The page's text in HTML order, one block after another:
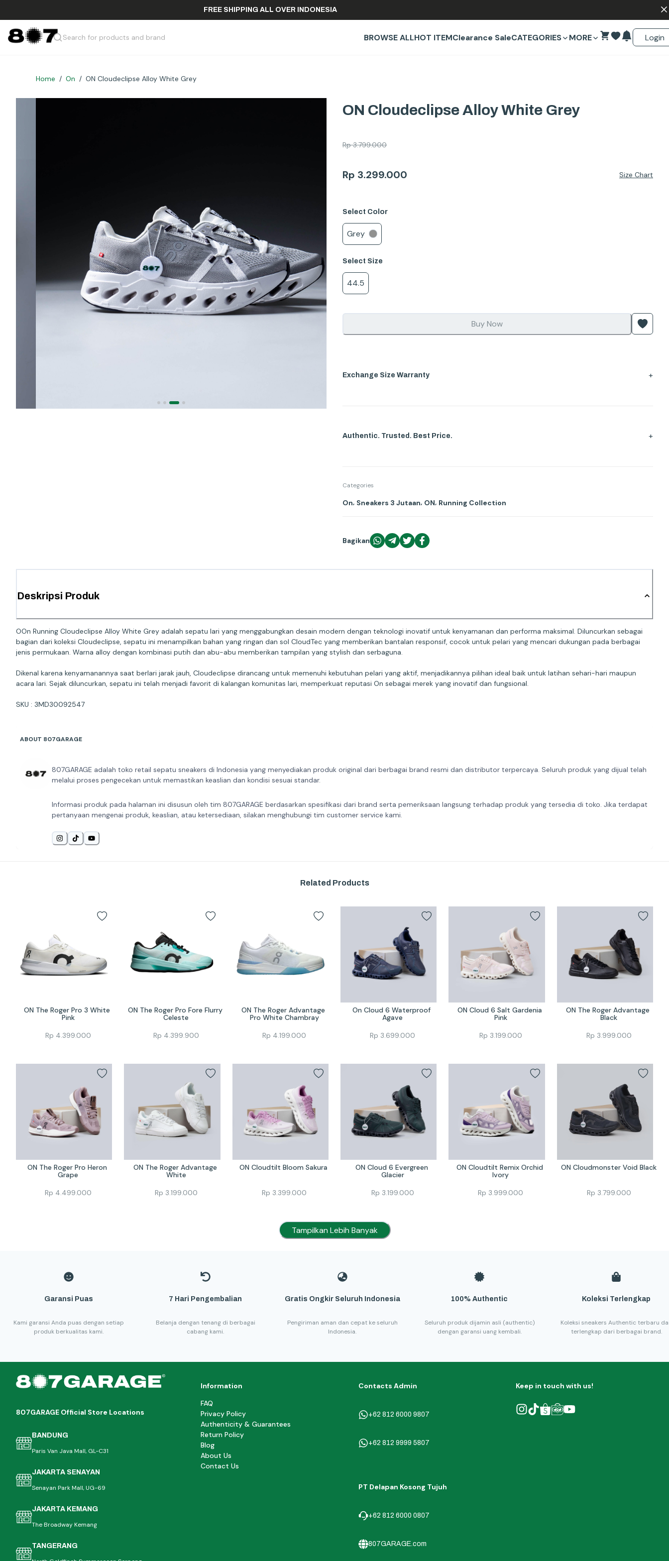
FREE SHIPPING ALL OVER INDONESIA
Search for products and brand BROWSE ALLHOT ITEMClearance SaleCATEGORIES MORE Login
Home / On / ON Cloudeclipse Alloy White Grey
ON Cloudeclipse Alloy White Grey
Rp3.799.000
Rp 3.299.000 Size Chart
Select Color
Grey
Select Size
44.5
Buy Now
Exchange Size Warranty +
Authentic. Trusted. Best Price. +
Categories
On, Sneakers 3 Jutaan, ON, Running Collection
Bagikan
Deskripsi Produk
OOn Running Cloudeclipse Alloy White Grey adalah sepatu lari yang menggabungkan desain modern dengan teknologi inovatif untuk kenyamanan dan performa maksimal. Diluncurkan sebagai
bagian dari koleksi Cloudeclipse, sepatu ini menampilkan bahan yang ringan dan sol CloudTec yang memberikan bantalan responsif, cocok untuk pelari yang mencari dukungan pada berbagai
jenis permukaan. Warna alloy dengan kombinasi putih dan abu-abu memberikan tampilan yang stylish dan serbaguna.
Dikenal karena kenyamanannya saat berlari jarak jauh, Cloudeclipse dirancang untuk memenuhi kebutuhan pelari yang aktif, menjadikannya pilihan ideal baik untuk latihan sehari-hari maupun
acara lari. Sejak diluncurkan, sepatu ini telah menjadi favorit di kalangan komunitas lari, memperkuat reputasi On sebagai merek yang inovatif dan fungsional.
SKU : 3MD30092547
ABOUT 807GARAGE
807GARAGE adalah toko retail sepatu sneakers di Indonesia yang menyediakan produk original dari berbagai brand resmi dan distributor terpercaya. Seluruh produk yang dijual telah
melalui proses pengecekan untuk memastikan keaslian dan kondisi sesuai standar.
Informasi produk pada halaman ini disusun oleh tim 807GARAGE berdasarkan spesifikasi dari brand serta pemeriksaan langsung terhadap produk yang tersedia di toko. Jika terdapat
pertanyaan mengenai produk, keaslian, atau ketersediaan, silakan menghubungi tim customer service kami.
Related Products
ON The Roger Pro 3 White
Pink
Rp 4.399.000
ON The Roger Pro Fore Flurry
Celeste
Rp 4.399.900
ON The Roger Advantage
Pro White Chambray
Rp 4.199.000
On Cloud 6 Waterproof
Agave
Rp 3.699.000
ON Cloud 6 Salt Gardenia
Pink
Rp 3.199.000
ON The Roger Advantage
Black
Rp 3.999.000
ON The Roger Pro Heron
Grape
Rp 4.499.000
ON The Roger Advantage
White
Rp 3.199.000
ON Cloudtilt Bloom Sakura
Rp 3.399.000
ON Cloud 6 Evergreen
Glacier
Rp 3.199.000
ON Cloudtilt Remix Orchid
Ivory
Rp 3.999.000
ON Cloudmonster Void Black
Rp 3.799.000
Tampilkan Lebih Banyak
Garansi Puas
Kami garansi Anda puas dengan setiap
produk berkualitas kami.
7 Hari Pengembalian
Belanja dengan tenang di berbagai
cabang kami.
Gratis Ongkir Seluruh Indonesia
Pengiriman aman dan cepat ke seluruh
Indonesia.
100% Authentic
Seluruh produk dijamin asli (authentic)
dengan garansi uang kembali.
Koleksi Terlengkap
Koleksi sneakers Authentic terbaru
terlengkap dari berbagai brand.
807GARAGE Official Store Locations
BANDUNG
Paris Van Java Mall, GL-C31
JAKARTA SENAYAN
Senayan Park Mall, UG-69
JAKARTA KEMANG
The Broadway Kemang
TANGERANG
Information
FAQ
Privacy Policy
Authenticity & Guarantees
Return Policy
Blog
About Us
Contact Us
Contacts Admin
+62 812 6000 9807
+62 812 9999 5807
PT Delapan Kosong Tujuh
+62 812 6000 0807
807GARAGE.com
Keep in touch with us!